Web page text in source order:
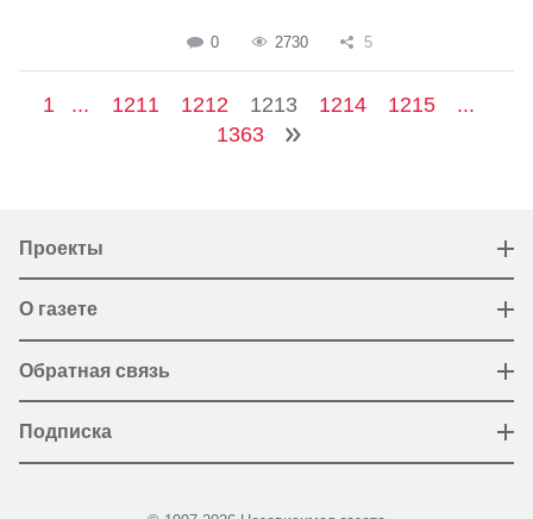
0 2730 5
1 ... 1211 1212 1213 1214 1215
...
1363
Проекты
О газете
Обратная связь
Подписка